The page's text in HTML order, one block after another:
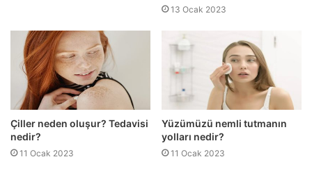
13 Ocak 2023
Çiller neden oluşur? Tedavisi
nedir?
11 Ocak 2023
Yüzümüzü nemli tutmanın
yolları nedir?
11 Ocak 2023